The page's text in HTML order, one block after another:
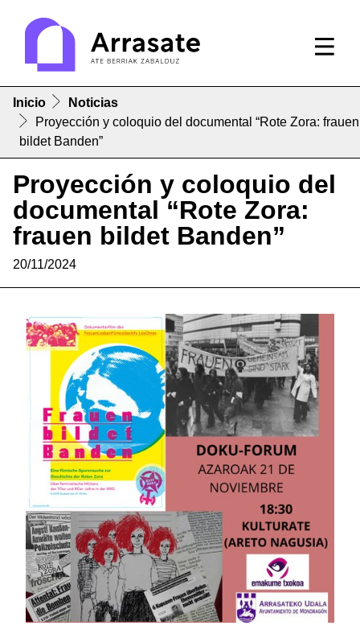
Inicio
Noticias
Proyección y coloquio del documental “Rote Zora: frauen
bildet Banden”
Proyección y coloquio del
documental “Rote Zora:
frauen bildet Banden”
20/11/2024